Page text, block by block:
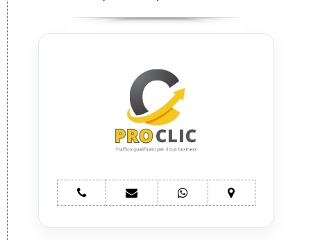
telefono
ProClic
e-
mail
whatsapp
ProClic
mappa
ProClic